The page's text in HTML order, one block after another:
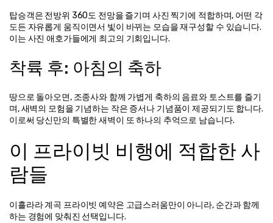
탑승객은 전방위 360도 전망을 즐기며 사진 찍기에 적합하며, 어떤 각
도든 자유롭게 움직이면서 빛이 바뀌는 모습을 재구성할 수 있습니다.
이는 사진 애호가들에게 최고의 기회입니다.
착륙 후: 아침의 축하
땅으로 돌아오면, 조종사와 함께 가볍게 축하의 음료와 토스트를 즐기
며, 새벽의 모험을 기념하는 작은 증서나 기념품이 제공되기도 합니다.
이로써 당신만의 특별한 새벽이 또 하나의 추억으로 남습니다.
이 프라이빗 비행에 적합한 사
람들
이흘라라 계곡 프라이빗 예약은 고급스러움만이 아니라, 순간과 함께
하는 경험에 맞춰진 선택입니다.